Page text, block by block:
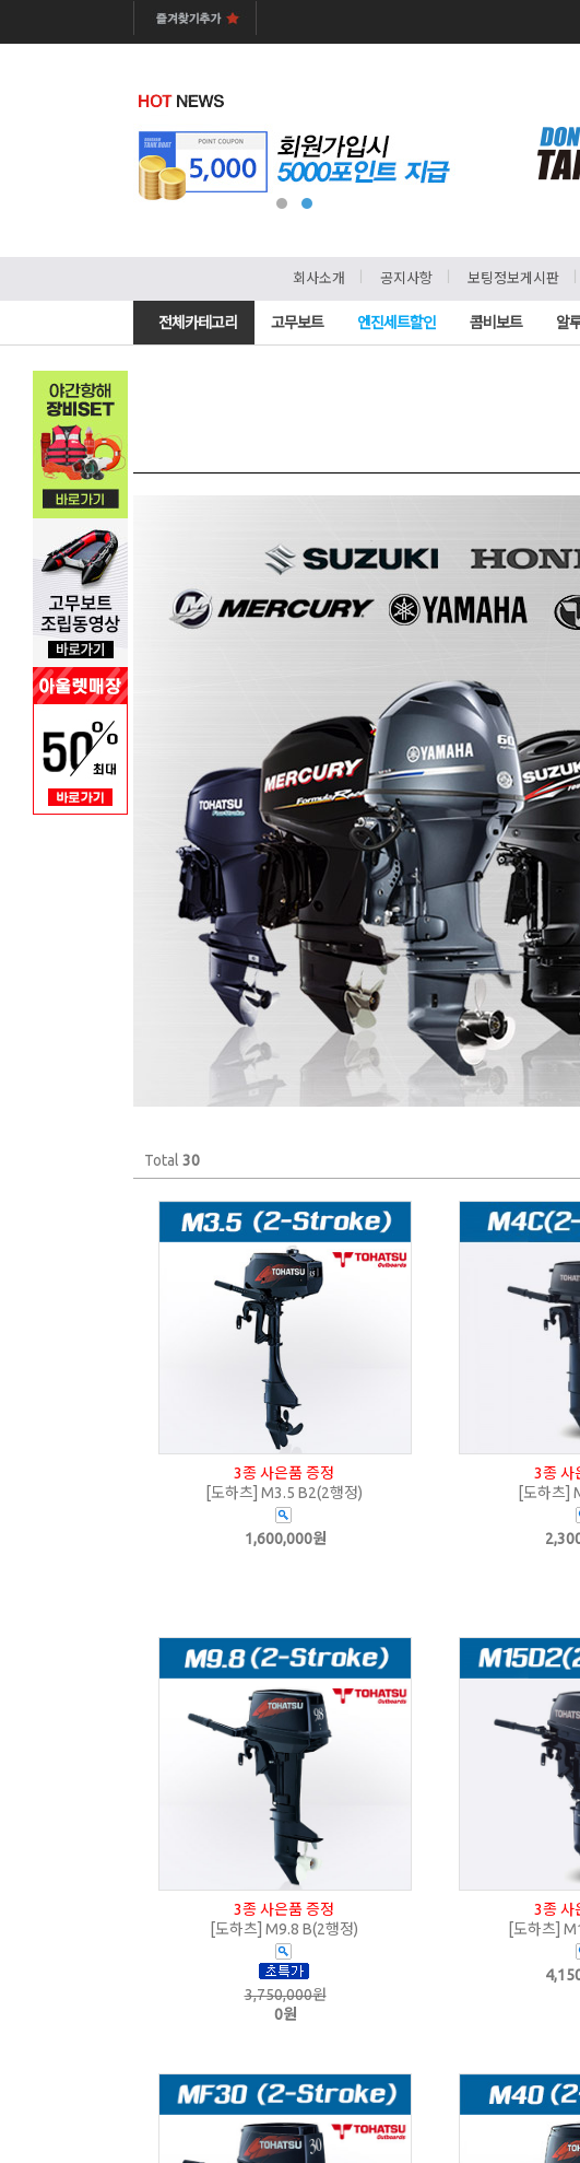
회사소개 공지사항 보팅정보게시판
전체카테고리 고무보트 엔진세트할인 콤비보트 알
Total 30
3종 사은품 증정
[도하츠] M3.5 B2(2행정)
1,600,000원
3종 사
[도하츠]
3종 사은품 증정
[도하츠] M9.8 B(2행정)
3,750,000원
0원
3종 사
[도하츠]